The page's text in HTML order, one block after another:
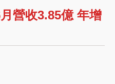
營收3.85億 年增